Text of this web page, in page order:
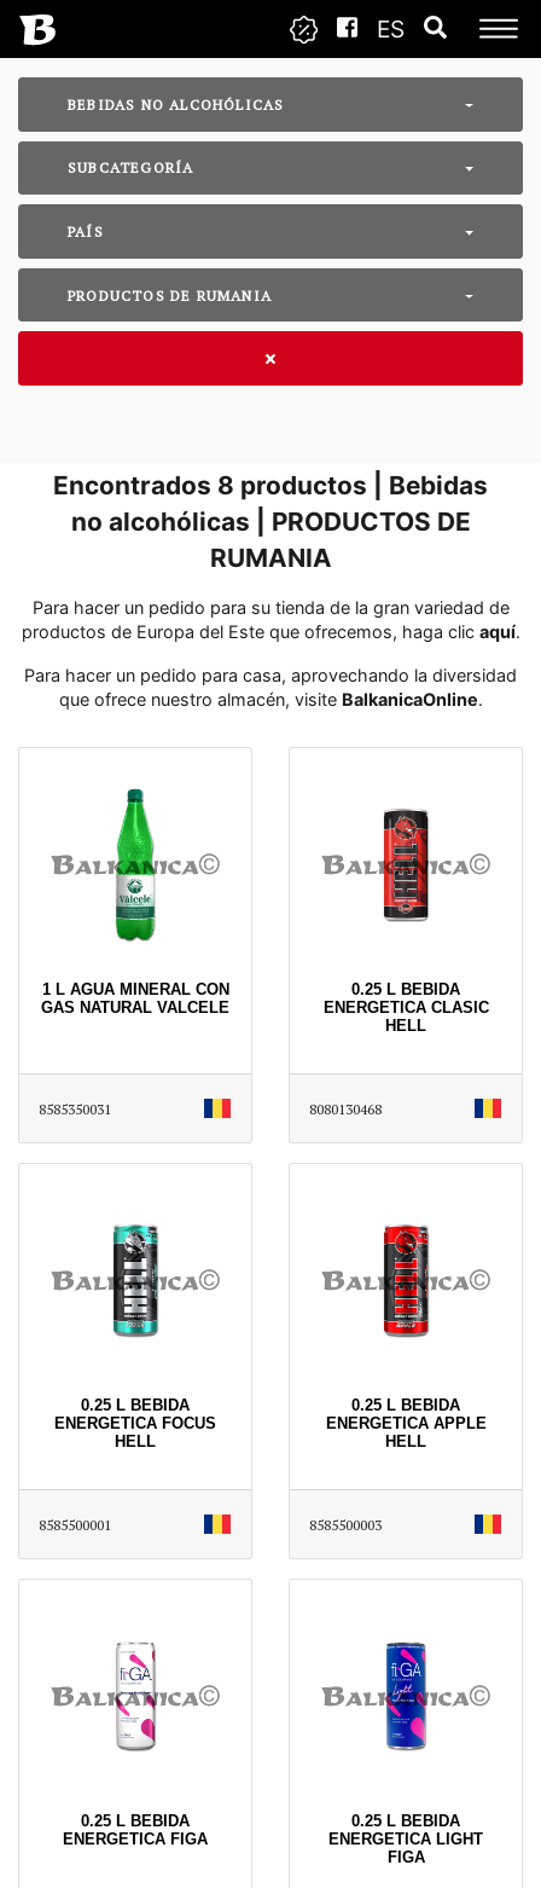
ES
BEBIDAS NO ALCOHÓLICAS
SUBCATEGORÍA
PAÍS
PRODUCTOS DE RUMANIA
Encontrados 8 productos | Bebidas
no alcohólicas | PRODUCTOS DE
RUMANIA
Para hacer un pedido para su tienda de la gran variedad de
productos de Europa del Este que ofrecemos, haga clic aquí․
Para hacer un pedido para casa, aprovechando la diversidad
que ofrece nuestro almacén, visite BalkanicaOnline․
1 L AGUA MINERAL CON
GAS NATURAL VALCELE
8585350031
0.25 L BEBIDA
ENERGETICA CLASIC
HELL
8080130468
0.25 L BEBIDA
ENERGETICA FOCUS
HELL
8585500001
0.25 L BEBIDA
ENERGETICA APPLE
HELL
8585500003
0.25 L BEBIDA
ENERGETICA FIGA
0.25 L BEBIDA
ENERGETICA LIGHT
FIGA